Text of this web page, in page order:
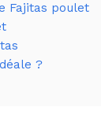
Fajitas poulet
?